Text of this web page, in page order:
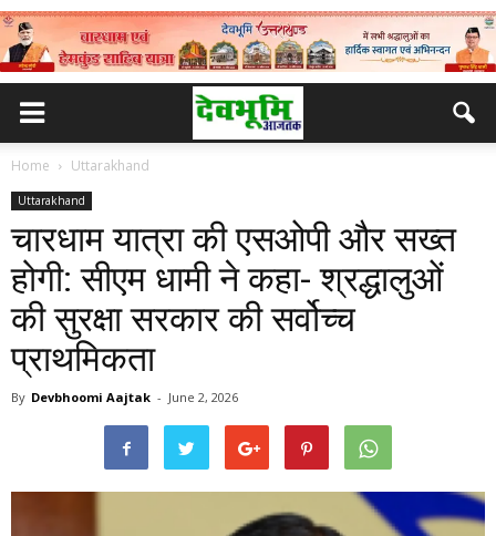
Home Uttarakhand
Uttarakhand
चारधाम यात्रा की एसओपी और सख्त
होगी: सीएम धामी ने कहा- श्रद्धालुओं
की सुरक्षा सरकार की सर्वोच्च
प्राथमिकता
By Devbhoomi Aajtak - June 2, 2026